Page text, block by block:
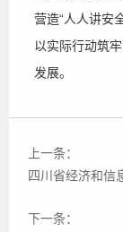
营造“人人讲安
以实际行动筑
发展。
上一条：
四川省经济和信
下一条：